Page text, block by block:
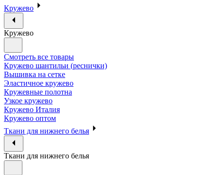
Кружево
Кружево
Смотреть все товары
Кружево шантильи (реснички)
Вышивка на сетке
Эластичное кружево
Кружевные полотна
Узкое кружево
Кружево Италия
Кружево оптом
Ткани для нижнего белья
Ткани для нижнего белья